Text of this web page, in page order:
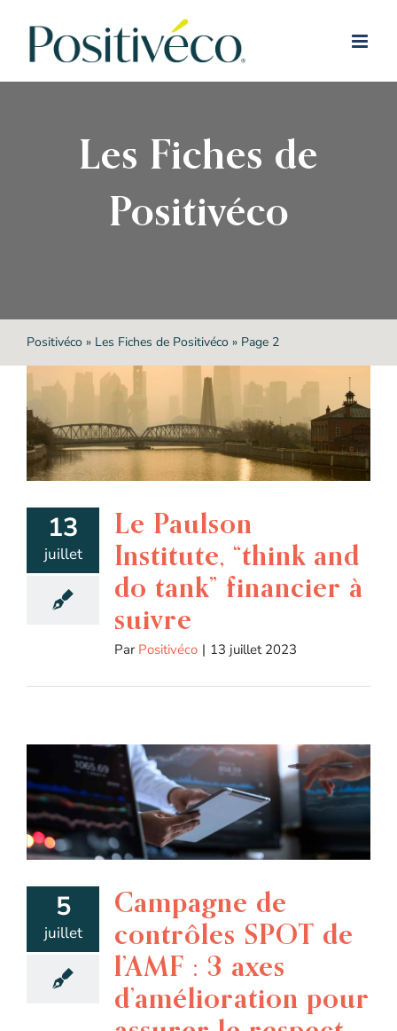
Les Fiches de
Positivéco
Positivéco» Les Fiches de Positivéco» Page 2
13
juillet
Le Paulson
Institute, “think and
do tank” financier à
suivre
Par Positivéco | 13 juillet 2023
5
juillet
Campagne de
contrôles SPOT de
l’AMF : 3 axes
d’amélioration pour